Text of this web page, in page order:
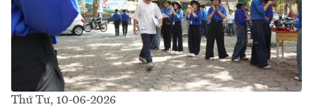
Thứ Tư, 10-06-2026